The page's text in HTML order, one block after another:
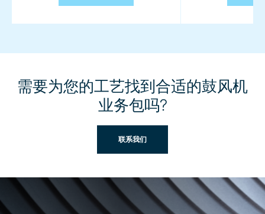
需要为您的工艺找到合适的鼓风机
业务包吗?
联系我们